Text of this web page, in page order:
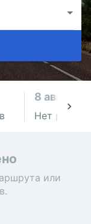
8 авг., сб
Нет рейсов
или